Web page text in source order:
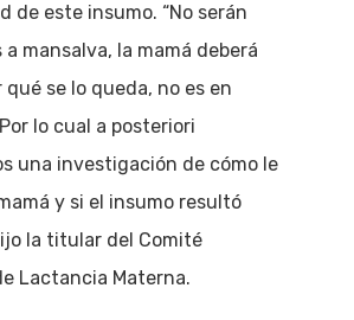
de este insumo. “No serán
mansalva, la mamá deberá
se lo queda, no es en
lo cual a posteriori
una investigación de cómo le
y si el insumo resultó
la titular del Comité
Lactancia Materna.